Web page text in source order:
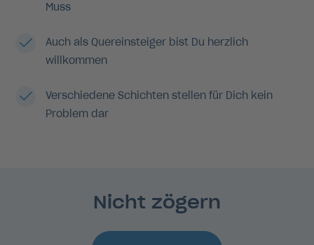
Muss
Auch als Quereinsteiger bist Du herzlich
willkommen
Verschiedene Schichten stellen für Dich kein
Problem dar
Nicht zögern